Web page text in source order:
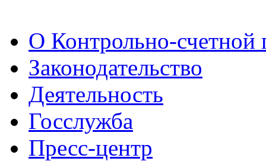
О Контрольно-счетной
Законодательство
Деятельность
Госслужба
Пресс-центр